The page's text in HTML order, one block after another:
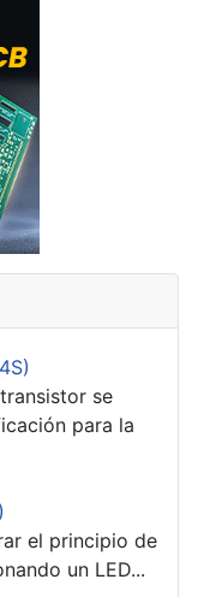
se
para la
el principio de
un LED...